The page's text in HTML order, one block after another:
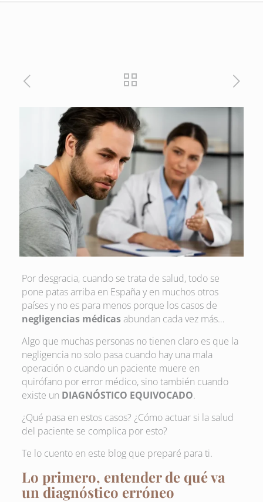
Por desgracia, cuando se trata de salud, todo se
pone patas arriba en España y en muchos otros
países y no es para menos porque los casos de
negligencias médicasabundan cada vez más…
Algo que muchas personas no tienen claro es que la
negligencia no solo pasa cuando hay una mala
operación o cuando un paciente muere en
quirófano por error médico, sino también cuando
existe un DIAGNÓSTICO EQUIVOCADO.
¿Qué pasa en estos casos? ¿Cómo actuar si la salud
del paciente se complica por esto?
Te lo cuento en este blog que preparé para ti.
Lo primero, entender de qué va
un diagnóstico erróneo